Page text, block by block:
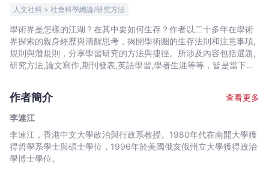
江
文
宇
宙
Bookniverse
人文社科 > 社會科學總論/研究方法
學術界是怎樣的江湖？在其中要如何生存？作者以二十多年在學術
界探索的親身經歷與清醒思考，揭開學術圈的生存法則和注意事項,
規則與潛規則，分享學習研究的方法與捷徑。所涉及內容包括選題,
研究方法,論文寫作,期刊發表,英語學習,學者生涯等等，皆是當下年
竅，也深知當下年輕學者的問題和苦惱。全書既有生存之「道」，
又有生存之「術」，誠懇直率，不弄玄虛，傾囊相授，令人讀來豁
然開朗，不僅適用於社科,人文領域，對所有想進入或剛進入學術圈
的研究者都極有啟發。
作者簡介
查看更多
李連江
李連江，香港中文大學政治與行政系教授。1980年代在南開大學獲
得哲學系學士與碩士學位，1996年於美國俄亥俄州立大學獲得政治
學博士學位。